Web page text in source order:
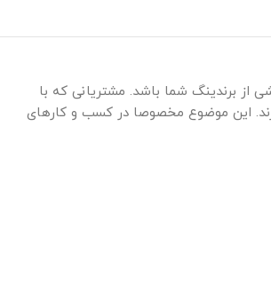
از برندینگ شما باشد. مشتریانی که با
این موضوع مخصوصا در کسب و کارهای